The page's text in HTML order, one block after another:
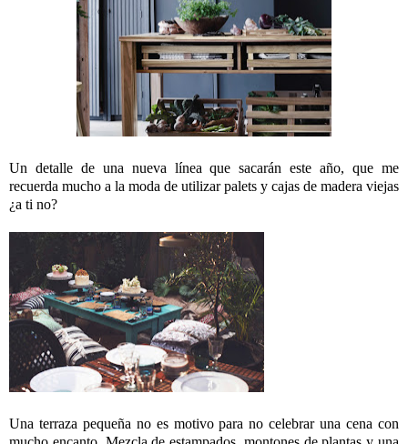
Un detalle de una nueva línea que sacarán este año, que me
recuerda mucho a la moda de utilizar palets y cajas de madera viejas
¿a ti no?
Una terraza pequeña no es motivo para no celebrar una cena con